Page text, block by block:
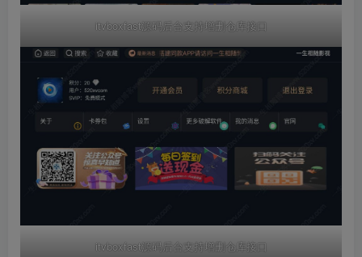
itvboxfast源码后台支持增删仓库接口
itvboxfast源码后台支持增删仓库接口